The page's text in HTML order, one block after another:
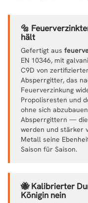
🔩
hält
Gefertigt aus
EN 10346, mit
C9D von
Absperrgitter, das
Feuerverzinkung
Propolisresten und
ohne sich
Absperrgittern — die
werden und stärker
Metall seine
Saison für Saison.
🐝 Kalibrierter
Königin nein